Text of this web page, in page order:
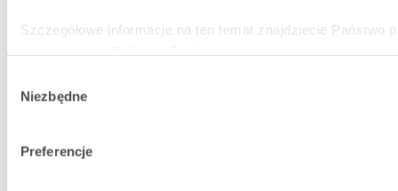
Szczegółowe informacje na ten temat znajdziecie Państwo
Klikając
będziemy umieszczać w Państwa urządzeniu.
zgody
Niezbędne
Preferencje
Sprawdź inne produkty